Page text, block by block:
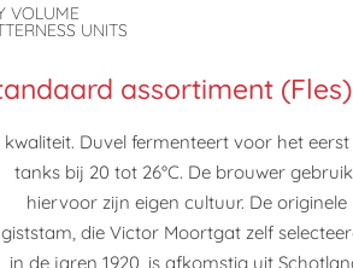
VOLUME
UNITS
assortiment (Fles)